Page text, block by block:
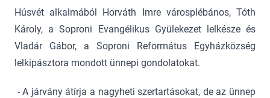
Húsvét alkalmából Horváth Imre városplébános, Tóth
Károly, a Soproni Evangélikus Gyülekezet lelkésze és
Vladár Gábor, a Soproni Református Egyházközség
lelkipásztora mondott ünnepi gondolatokat.
- A járvány átírja a nagyheti szertartásokat, de az ünnep